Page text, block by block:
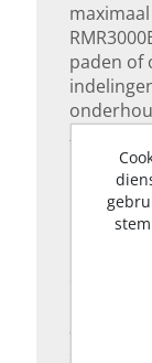
paden of
hij zich
levert
en